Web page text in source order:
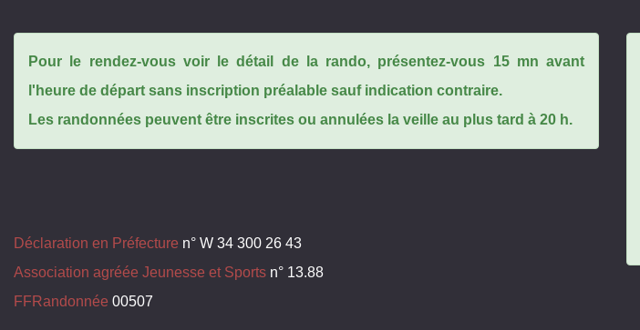
Pour le rendez-vous voir le détail de la rando, présentez-vous 15 mn avant
l'heure de départ sans inscription préalable sauf indication contraire.
Les randonnées peuvent être inscrites ou annulées la veille au plus tard à 20 h.
Déclaration en Préfecture n° W 34 300 26 43
Association agréée Jeunesse et Sports n° 13.88
FFRandonnée 00507